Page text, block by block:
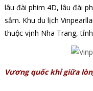
lâu đài phim 4D, lâu đài
sắm. Khu du lịch
thuộc vịnh Nha Trang,
Vương quốc khỉ giữa